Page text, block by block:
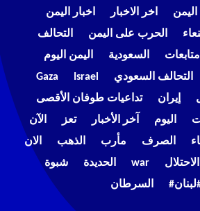
اليمن اخر الاخبار
اخبار اليمن
الحرب على اليمن
التحالف
متابعات السعودية
اليمن اليوم
التحالف السعودي Israel
Gaza
إيران
تداعيات طوفان الأقصى
اليوم آخر الأخبار تعز
الآن
الصرف مأرب الذهب
الان
war الحديدة
شبوة
السرطان